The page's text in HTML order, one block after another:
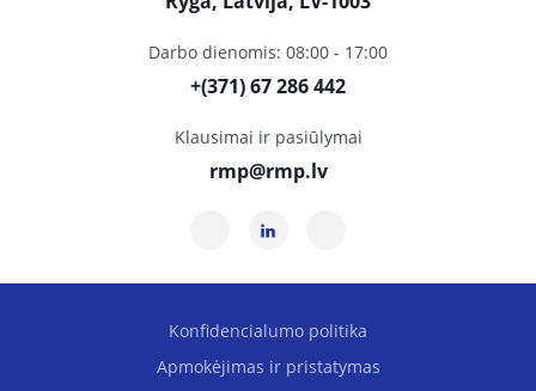
Darbo dienomis: 08:00 - 17:00
+(371) 67 286 442
Klausimai ir pasiūlymai
rmp@rmp.lv
Konfidencialumo politika
Apmokėjimas ir pristatymas